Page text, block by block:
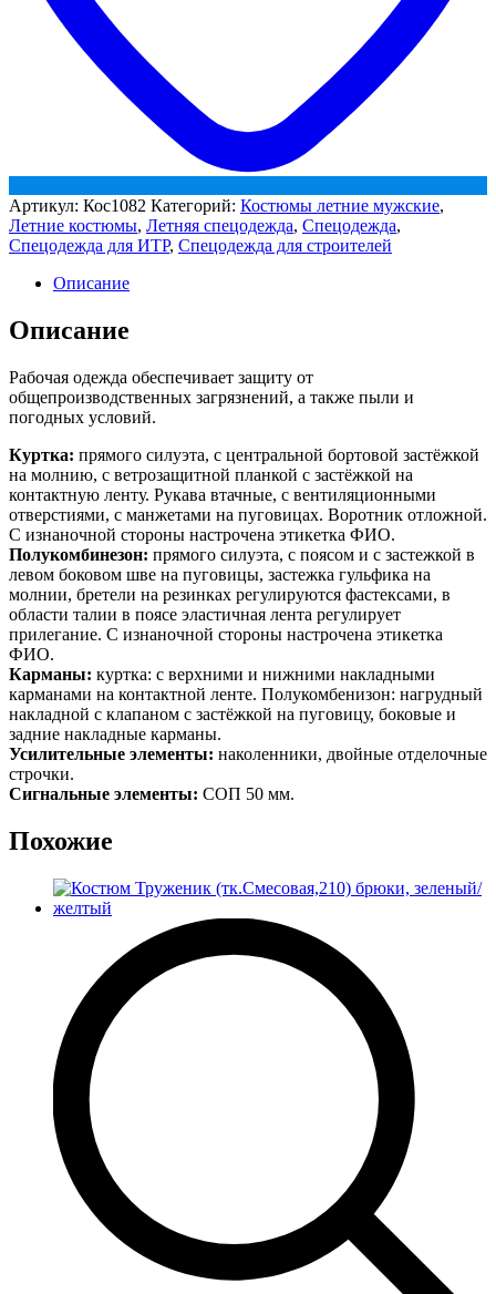
Артикул: Кос1082 Категорий: Костюмы летние мужские,
Летние костюмы, Летняя спецодежда, Спецодежда,
Спецодежда для ИТР, Спецодежда для строителей
Описание
Описание
Рабочая одежда обеспечивает защиту от
общепроизводственных загрязнений, а также пыли и
погодных условий.
Куртка: прямого силуэта, с центральной бортовой застёжкой
на молнию, с ветрозащитной планкой с застёжкой на
контактную ленту. Рукава втачные, с вентиляционными
отверстиями, с манжетами на пуговицах. Воротник отложной.
С изнаночной стороны настрочена этикетка ФИО.
Полукомбинезон: прямого силуэта, с поясом и с застежкой в
левом боковом шве на пуговицы, застежка гульфика на
молнии, бретели на резинках регулируются фастексами, в
области талии в поясе эластичная лента регулирует
прилегание. С изнаночной стороны настрочена этикетка
ФИО.
Карманы: куртка: с верхними и нижними накладными
карманами на контактной ленте. Полукомбенизон: нагрудный
накладной с клапаном с застёжкой на пуговицу, боковые и
задние накладные карманы.
Усилительные элементы: наколенники, двойные отделочные
строчки.
Сигнальные элементы: СОП 50 мм.
Похожие